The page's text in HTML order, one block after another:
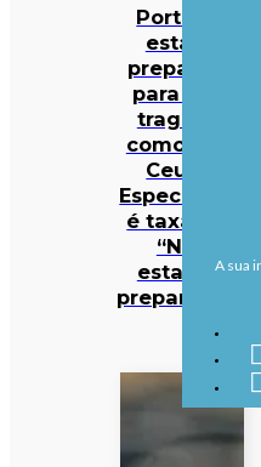
Portugal
estaria
preparado
para uma
tragédia
como a de
Ceuta?
Especialista
é taxativa:
“Não
estamos
preparados”
A sua